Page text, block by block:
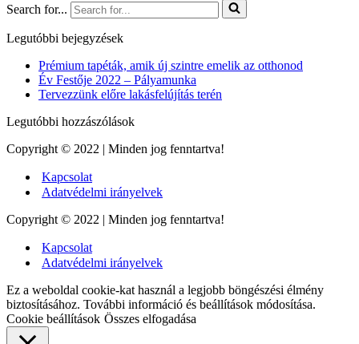
Search for...
Legutóbbi bejegyzések
Prémium tapéták, amik új szintre emelik az otthonod
Év Festője 2022 – Pályamunka
Tervezzünk előre lakásfelújítás terén
Legutóbbi hozzászólások
Copyright © 2022 | Minden jog fenntartva!
Kapcsolat
Adatvédelmi irányelvek
Copyright © 2022 | Minden jog fenntartva!
Kapcsolat
Adatvédelmi irányelvek
Ez a weboldal cookie-kat használ a legjobb böngészési élmény
biztosításához. További információ és beállítások módosítása.
Cookie beállítások Összes elfogadása